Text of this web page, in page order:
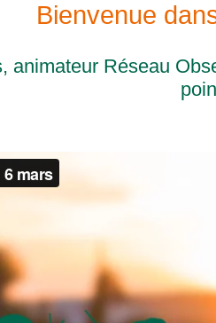
Bienvenue
animateur Réseau